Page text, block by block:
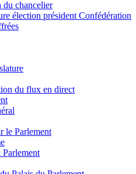
du chancelier
élection président Confédération
du flux en direct
le Parlement
Parlement